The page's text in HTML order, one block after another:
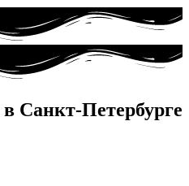
Санкт-Петербурге